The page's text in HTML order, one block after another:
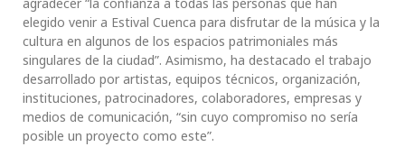
agradecer “la confianza a todas las personas que han
elegido venir a Estival Cuenca para disfrutar de la música y la
cultura en algunos de los espacios patrimoniales más
singulares de la ciudad”. Asimismo, ha destacado el trabajo
desarrollado por artistas, equipos técnicos, organización,
instituciones, patrocinadores, colaboradores, empresas y
medios de comunicación, “sin cuyo compromiso no sería
posible un proyecto como este”.